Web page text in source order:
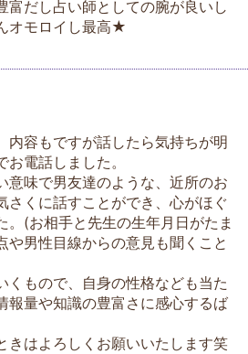
富だし占い師としての腕が良いし
オモロイし最高★
内容もですが話したら気持ちが明
電話しました。
意味で男友達のような、近所のお
さくに話すことができ、心がほぐ
。(お相手と先生の生年月日がたま
や男性目線からの意見も聞くこと
くもので、自身の性格なども当た
報量や知識の豊富さに感心するば
きはよろしくお願いいたします笑